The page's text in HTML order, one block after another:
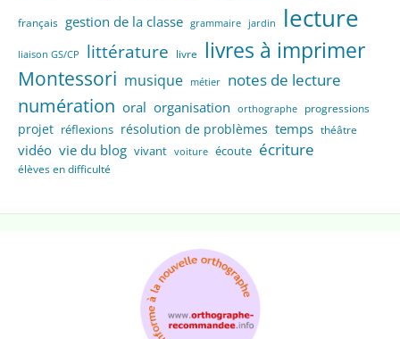
français gestion de la classe grammaire jardin lecture
liaison GS/CP littérature livre livres à imprimer
Montessori musique métier notes de lecture
numération oral organisation orthographe progressions
projet réflexions résolution de problèmes temps théâtre
vidéo vie du blog vivant voiture écoute écriture
élèves en difficulté